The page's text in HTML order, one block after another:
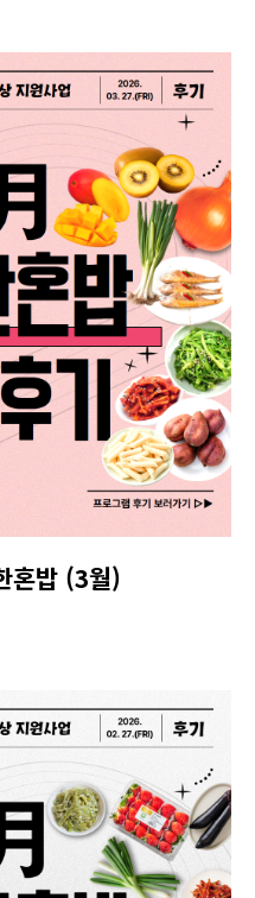
혼밥 (3월)